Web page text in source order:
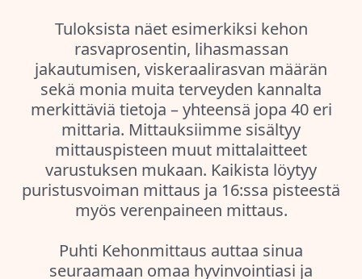
Tuloksista näet esimerkiksi kehon
rasvaprosentin, lihasmassan
jakautumisen, viskeraalirasvan määrän
sekä monia muita terveyden kannalta
merkittäviä tietoja – yhteensä jopa 40 eri
mittaria. Mittauksiimme sisältyy
mittauspisteen muut mittalaitteet
varustuksen mukaan. Kaikista löytyy
puristusvoiman mittaus ja 16:ssa pisteestä
myös verenpaineen mittaus.
Puhti Kehonmittaus auttaa sinua
seuraamaan omaa hyvinvointiasi ja